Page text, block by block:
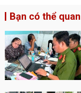
Bạn có thể